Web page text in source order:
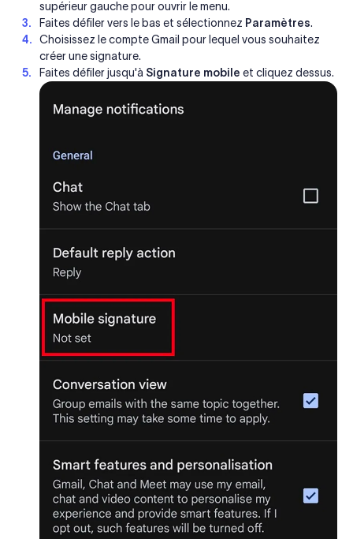
supérieur gauche pour ouvrir le menu.
Faites défiler vers le bas et sélectionnez Paramètres.
Choisissez le compte Gmail pour lequel vous souhaitez
créer une signature.
Faites défiler jusqu'à Signature mobile et cliquez dessus.